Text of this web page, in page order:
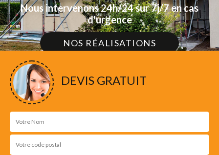
Nous intervenons 24h/24 sur 7j/7 en cas
d'urgence
NOS RÉALISATIONS
DEVIS GRATUIT